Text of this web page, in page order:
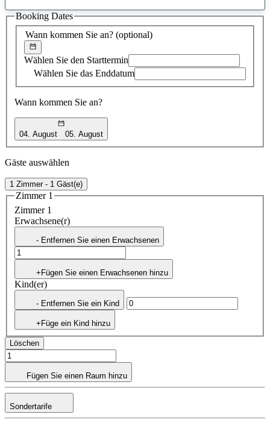
gefundener
Vorschlag
Wann kommen Sie an? (optional)
Wählen Sie den Starttermin
Wählen Sie das Enddatum
Wann kommen Sie an?
04. August 05. August
Booking Dates
Gäste auswählen
1 Zimmer - 1 Gäst(e)
Zimmer 1
Zimmer 1
Erwachsene(r)
- Entfernen Sie einen Erwachsenen
+Fügen Sie einen Erwachsenen hinzu
Kind(er)
- Entfernen Sie ein Kind
+Füge ein Kind hinzu
Löschen
Fügen Sie einen Raum hinzu
Sondertarife